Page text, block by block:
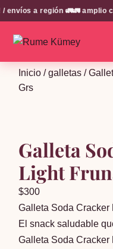
a región 🚛🚛 amplio
Inicio /galletas /
Grs
Galleta
Light
$300
Galleta Soda Cracker
El snack saludable
Galleta Soda Cracker